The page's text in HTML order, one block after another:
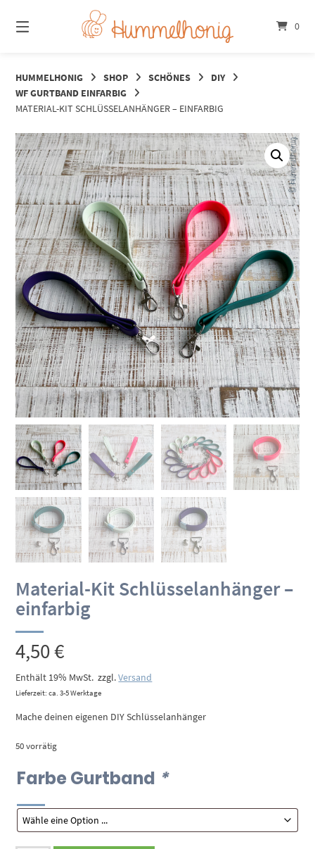
zum
Inhalt
0
HUMMELHONIG SHOP SCHÖNES
DIY
WF GURTBAND EINFARBIG
MATERIAL-KIT SCHLÜSSELANHÄNGER – EINFARBIG
Material-Kit Schlüsselanhänger –
einfarbig
4,50€
Enthält 19% MwSt. zzgl.Versand
Lieferzeit: ca. 3-5 Werktage
Mache deinen eigenen DIY Schlüsselanhänger
50 vorrätig
Farbe Gurtband *